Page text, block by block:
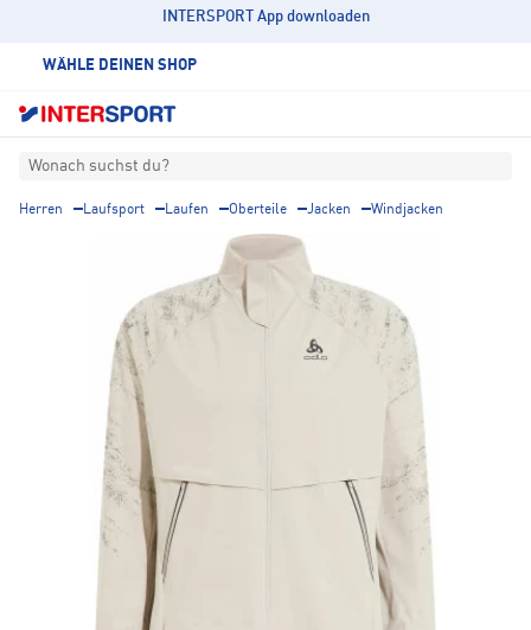
INTERSPORT App downloaden
WÄHLE DEINEN SHOP
Wonach suchst du?
Herren Laufsport Laufen Oberteile Jacken Windjacken